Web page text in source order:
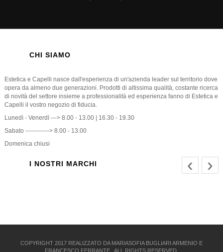
CHI SIAMO
Estetica e Capelli nasce dall'esperienza di un'azienda leader sul territorio dove
opera da almeno due generazioni. Prodotti di altissima qualità, costante ricerca
di novità del settore insieme a professionalità ed esperienza fanno di Estetica e
Capelli il vostro negozio di fiducia.
Lunedì - Venerdì ---> 8.00 - 13.00 | 16.30 - 19.30
Sabato ------------> 8.00 - 13.00
Domenica chiusi
I NOSTRI MARCHI ‹ ›
COPYRIGHT 2017 REALIZZATO DA MARIASOFIA BUGLIARI ARMENIO E
FRANCESCO FERRANTE . ALL RIGHTS RESERVED.